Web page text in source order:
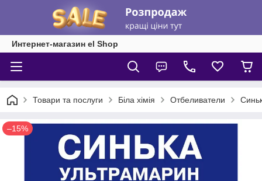
Интернет-магазин el Shop
Товари та послуги Біла хімія Отбеливатели
–15%